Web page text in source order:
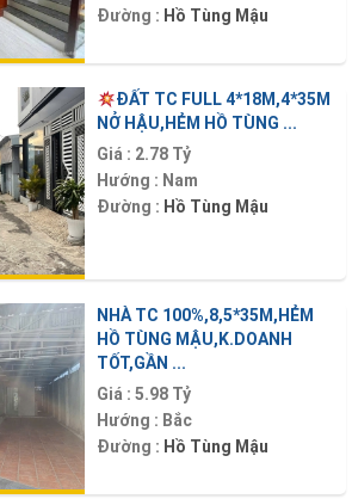
Đường : Hồ Tùng Mậu
ĐẤT TC FULL 4*18M,4*35M
NỞ HẬU,HẺM HỒ TÙNG ...
Giá : 2.78 Tỷ
Hướng : Nam
Đường : Hồ Tùng Mậu
NHÀ TC 100%,8,5*35M,HẺM
HỒ TÙNG MẬU,K.DOANH
TỐT,GẦN ...
Giá : 5.98 Tỷ
Hướng : Bắc
Đường : Hồ Tùng Mậu